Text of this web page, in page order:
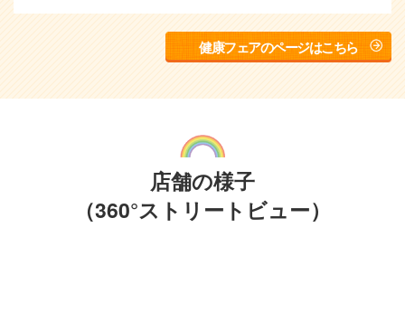
血管年齢測定会「あけぼの薬局 業平店」
2022年6月25日（土）
10:00～17:00
健康フェア「あけぼの薬局 業平店」
健康フェアのページはこちら
店舗の様子
（360°ストリートビュー）